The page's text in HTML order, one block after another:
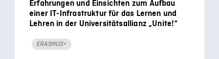
Erfahrungen und Einsichten zum Aufbau
einer IT-Infrastruktur für das Lernen und
Lehren in der Universitätsallianz „Unite!“
ERASMUS+